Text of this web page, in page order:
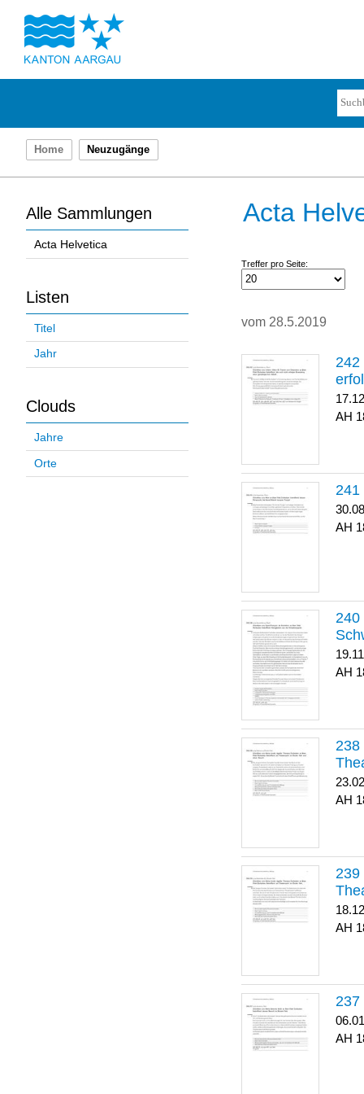
Home Neuzugänge
Alle Sammlungen
Acta Helvetica
Listen
Titel
Jahr
Clouds
Jahre
Orte
Acta
Treffer pro Seite:
vom 28.5.2019